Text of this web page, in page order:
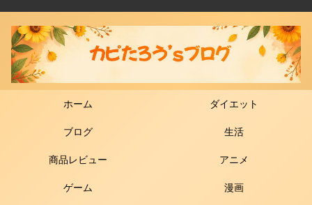
ホーム ダイエット
ブログ 生活
商品レビュー アニメ
ゲーム 漫画